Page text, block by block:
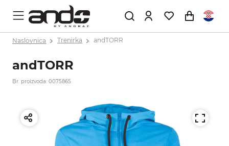
Naslovnica Trenirka andTORR
andTORR
Br. proizvoda: 0075865